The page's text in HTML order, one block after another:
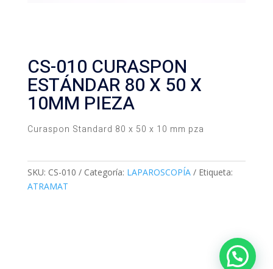
CS-010 CURASPON
ESTÁNDAR 80 X 50 X
10MM PIEZA
Curaspon Standard 80 x 50 x 10 mm pza
SKU: CS-010 Categoría: LAPAROSCOPÍA
Etiqueta:
ATRAMAT